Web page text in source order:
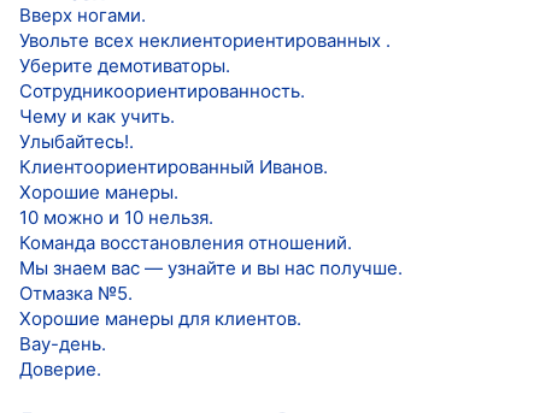
Вверх ногами.
Увольте всех неклиенториентированных .
Уберите демотиваторы.
Сотрудникоориентированность.
Чему и как учить.
Улыбайтесь!.
Клиентоориентированный Иванов.
Хорошие манеры.
10 можно и 10 нельзя.
Команда восстановления отношений.
Мы знаем вас — узнайте и вы нас получше.
Отмазка №5.
Хорошие манеры для клиентов.
Вау-день.
Доверие.